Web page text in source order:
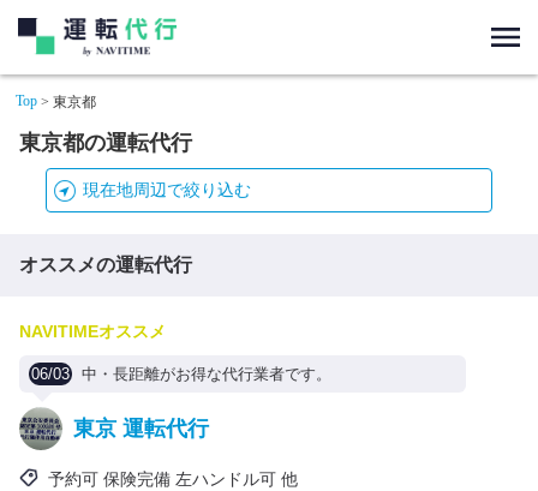
Top > 東京都
東京都の運転代行
現在地周辺で絞り込む
オススメの運転代行
NAVITIMEオススメ
06/03 中・長距離がお得な代行業者です。
東京 運転代行
予約可 保険完備 左ハンドル可 他